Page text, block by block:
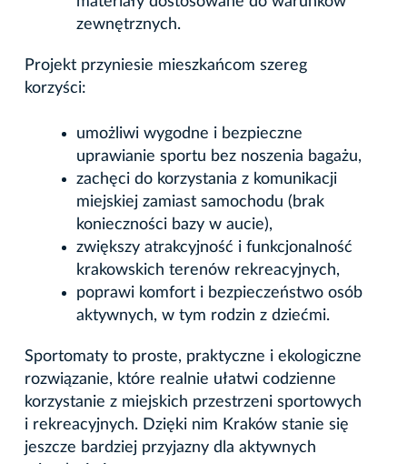
zewnętrznych.
Projekt przyniesie mieszkańcom szereg
korzyści:
umożliwi wygodne i bezpieczne
uprawianie sportu bez noszenia bagażu,
zachęci do korzystania z komunikacji
miejskiej zamiast samochodu (brak
konieczności bazy w aucie),
zwiększy atrakcyjność i funkcjonalność
krakowskich terenów rekreacyjnych,
poprawi komfort i bezpieczeństwo osób
aktywnych, w tym rodzin z dziećmi.
Sportomaty to proste, praktyczne i ekologiczne
rozwiązanie, które realnie ułatwi codzienne
korzystanie z miejskich przestrzeni sportowych
i rekreacyjnych. Dzięki nim Kraków stanie się
jeszcze bardziej przyjazny dla aktywnych